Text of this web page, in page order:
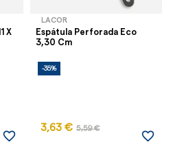
X
favorite_border
LACOR
Espátula Perforada Eco
3,30 Cm
-35%
3,63 € 5,59 €
favorite_border